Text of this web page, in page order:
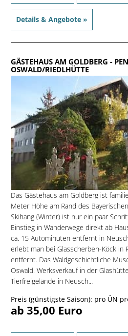
Details & Angebote »
GÄSTEHAUS AM GOLDBERG -
OSWALD/RIEDLHÜTTE
Das Gästehaus am Goldberg ist
Meter Höhe am Rand des
Skihang (Winter) ist nur ein paar
Einstieg in Wanderwege direkt ab
ca. 15 Autominuten entfernt in
erlebt man bei Glasscherben-Köck in
entfernt. Das Waldgeschichtliche
Oswald. Werksverkauf in der
Tierfreigelände in Neusch...
Preis (günstigste Saison): pro ÜN
ab 35,00 Euro